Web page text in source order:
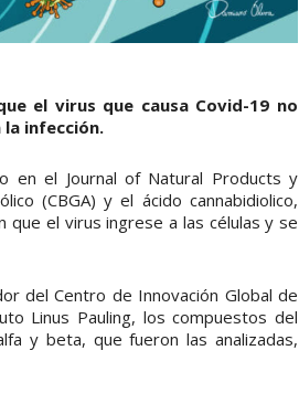
el virus que causa Covid-19 no
infección.
en el Journal of Natural Products y
(CBGA) y el ácido cannabidiolico,
que el virus ingrese a las células y se
del Centro de Innovación Global de
Linus Pauling, los compuestos del
y beta, que fueron las analizadas,